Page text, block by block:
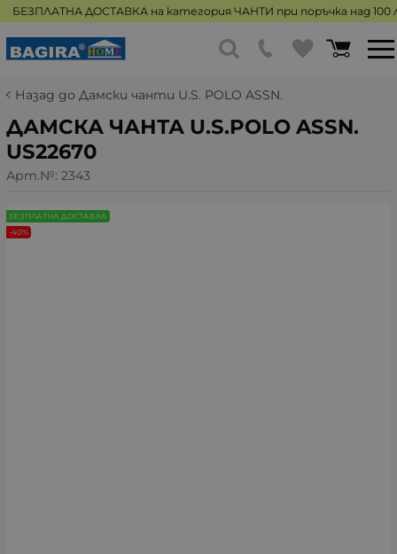
БЕЗПЛАТНА ДОСТАВКА на категория ЧАНТИ при поръчка над 100
Назад до Дамски чанти U.S. POLO ASSN.
ДАМСКА ЧАНТА U.S.POLO ASSN.
US22670
Арт.№: 2343
БЕЗПЛАТНА ДОСТАВКА
-40%